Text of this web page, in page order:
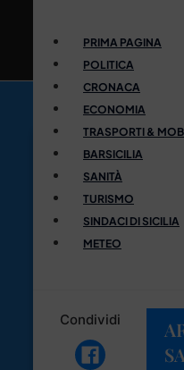
PRIMA PAGINA
POLITICA
CRONACA
ECONOMIA
TRASPORTI &
BARSICILIA
SANITÀ
TURISMO
SINDACI DI SICILIA
METEO
Condividi